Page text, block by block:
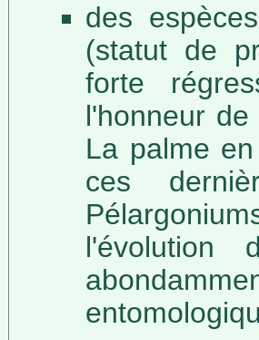
des
(statut de
forte
l'honneur
La palme
ces
l'évolution